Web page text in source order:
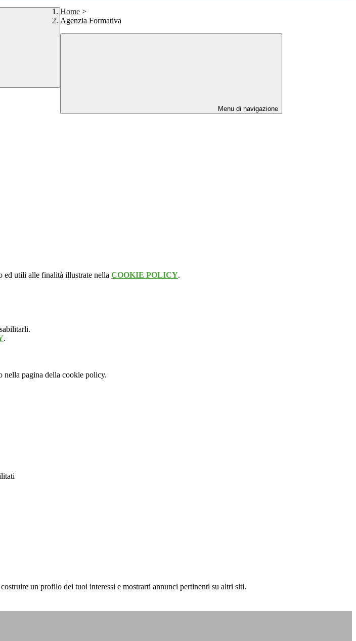
Home >
Agenzia Formativa
Menu di navigazione
ed utili alle finalità illustrate nella COOKIE POLICY.
.
nella pagina della cookie policy.
un profilo dei tuoi interessi e mostrarti annunci pertinenti su altri siti.